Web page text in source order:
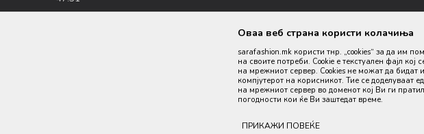
Настојуваме да бидеме што попрецизни во описот на производите,
Оваа веб страна користи колачиња
sarafashion.mk користи тнр. „cookies“ за да им
на своите потреби. Cookie е текстуален фајл
на мрежниот сервер. Cookies не можат да бидат
компјутерот на корисникот. Тие се
на мрежниот сервер во доменот кој Ви ги
погодности кои ќе Ви заштедат време.
ПРИКАЖИ ПОВЕЌЕ